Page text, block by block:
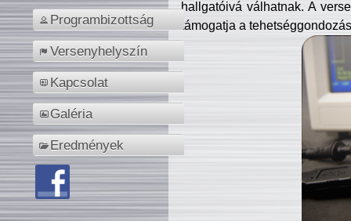
Programbizottság
Versenyhelyszín
Kapcsolat
Galéria
Eredmények
hallgatóivá válhatnak. A
támogatja a